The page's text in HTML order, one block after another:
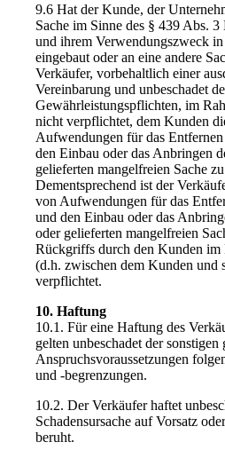
9.6 Hat der Kunde, der
Sache im Sinne des § 439 Abs.
und ihrem Verwendungszweck in
eingebaut oder an eine andere
Verkäufer, vorbehaltlich einer
Vereinbarung und unbeschadet
Gewährleistungspflichten, im
nicht verpflichtet, dem Kunden
Aufwendungen für das
den Einbau oder das Anbringen
gelieferten mangelfreien Sache
Dementsprechend ist der
von Aufwendungen für das
und den Einbau oder das
oder gelieferten mangelfreien
Rückgriffs durch den Kunden im
(d.h. zwischen dem Kunden und
verpflichtet.
10. Haftung
10.1. Für eine Haftung des
gelten unbeschadet der sonstigen
Anspruchsvoraussetzungen
und -begrenzungen.
10.2. Der Verkäufer haftet
Schadensursache auf Vorsatz
beruht.